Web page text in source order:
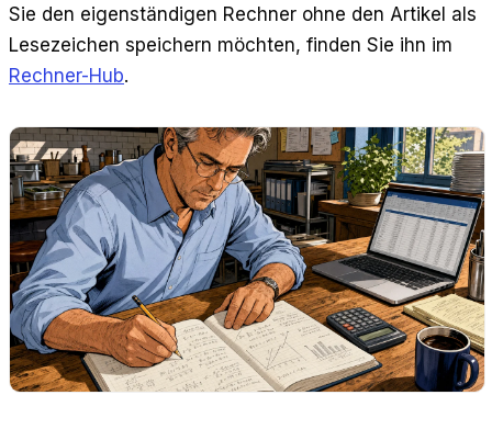
Sie den eigenständigen Rechner ohne den Artikel als
Lesezeichen speichern möchten, finden Sie ihn im
Rechner-Hub.